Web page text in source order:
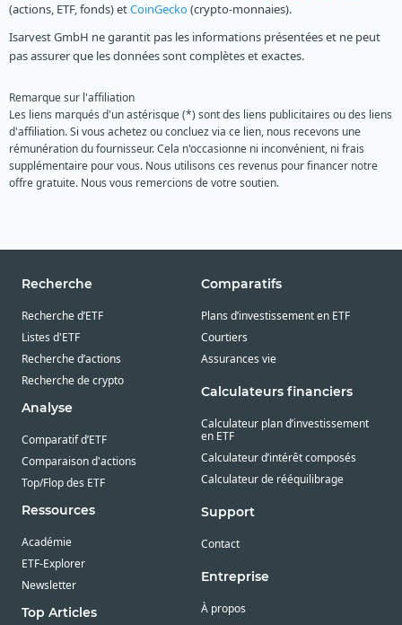
(actions, ETF, fonds) etCoinGecko(crypto-monnaies).
Isarvest GmbH ne garantit pas les informations présentées et ne peut
pas assurer que les données sont complètes et exactes.
Remarque sur l'affiliation
Les liens marqués d'un astérisque (*) sont des liens publicitaires ou des liens
d'affiliation. Si vous achetez ou concluez via ce lien, nous recevons une
rémunération du fournisseur. Cela n'occasionne ni inconvénient, ni frais
supplémentaire pour vous. Nous utilisons ces revenus pour financer notre
offre gratuite. Nous vous remercions de votre soutien.
Recherche
Recherche d’ETF
Listes d'ETF
Recherche d’actions
Recherche de crypto
Analyse
Comparatif d’ETF
Comparaison d'actions
Top/Flop des ETF
Ressources
Académie
ETF-Explorer
Newsletter
Top Articles
Comparatifs
Plans d’investissement en ETF
Courtiers
Assurances vie
Calculateurs financiers
Calculateur plan d’investissement
en ETF
Calculateur d’intérêt composés
Calculateur de rééquilibrage
Support
Contact
Entreprise
À propos